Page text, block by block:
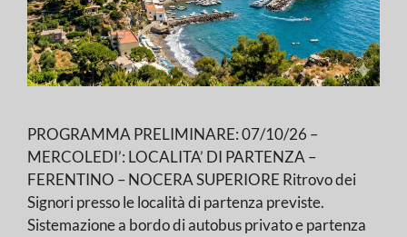
PROGRAMMA PRELIMINARE: 07/10/26 –
MERCOLEDI’: LOCALITA’ DI PARTENZA –
FERENTINO – NOCERA SUPERIORE Ritrovo dei
Signori presso le località di partenza previste.
Sistemazione a bordo di autobus privato e partenza